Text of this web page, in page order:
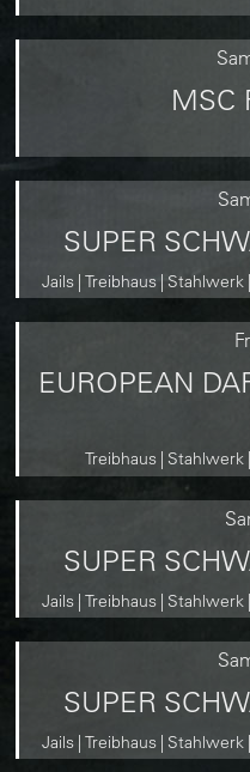
MSC
SUPER
Stahlwerk
Treibhaus
Jails
EUROPEAN
Stahlwerk
Treibhaus
SUPER
Stahlwerk
Treibhaus
Jails
SUPER
Stahlwerk
Treibhaus
Jails